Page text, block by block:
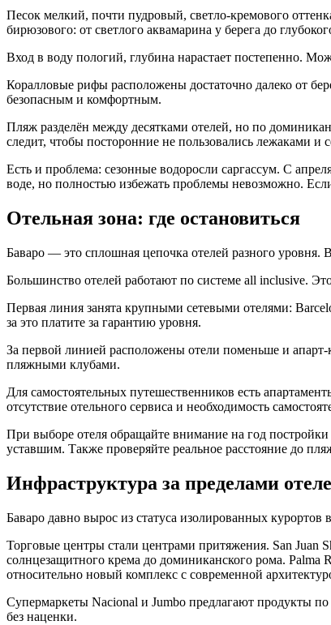
Песок мелкий, почти пудровый, светло-кремового
бирюзового: от светлого аквамарина у берега до
Вход в воду пологий, глубина нарастает постепенно.
Коралловые рифы расположены достаточно далеко от
безопасным и комфортным.
Пляж разделён между десятками отелей, но по
следит, чтобы посторонние не пользовались лежаками и
Есть и проблема: сезонные водоросли саргассум. С
воде, но полностью избежать проблемы невозможно.
Отельная зона: где остановиться
Баваро — это сплошная цепочка отелей разного
Большинство отелей работают по системе all inclusive.
Первая линия занята крупными сетевыми отелями:
за это платите за гарантию уровня.
За первой линией расположены отели поменьше и
пляжными клубами.
Для самостоятельных путешественников есть
отсутствие отельного сервиса и необходимость
При выборе отеля обращайте внимание на год
уставшим. Также проверяйте реальное расстояние до
Инфраструктура за пределами
Баваро давно вырос из статуса изолированных
Торговые центры стали центрами притяжения. San Juan
солнцезащитного крема до доминиканского рома. Palma
относительно новый комплекс с современной
Супермаркеты Nacional и Jumbo предлагают продукты
без наценки.